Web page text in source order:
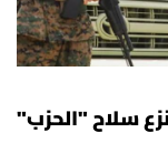
سلاح "الحزب"